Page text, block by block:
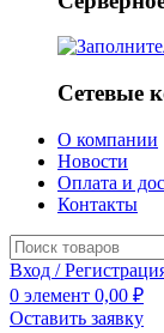
Сетевые
О компании
Новости
Оплата и
Контакты
Вход /
0 элемент 0,00 ₽
Оставить заявку